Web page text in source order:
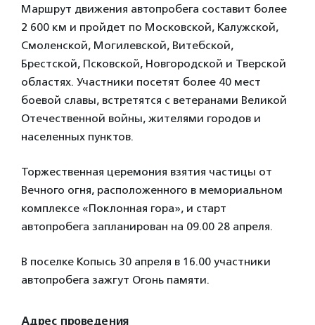
Маршрут движения автопробега составит более
2 600 км и пройдет по Московской, Калужской,
Смоленской, Могилевской, Витебской,
Брестской, Псковской, Новгородской и Тверской
областях. Участники посетят более 40 мест
боевой славы, встретятся с ветеранами Великой
Отечественной войны, жителями городов и
населенных пунктов.
Торжественная церемония взятия частицы от
Вечного огня, расположенного в мемориальном
комплексе «Поклонная гора», и старт
автопробега запланирован на 09.00 28 апреля.
В поселке Копысь 30 апреля в 16.00 участники
автопробега зажгут Огонь памяти.
Адрес проведения